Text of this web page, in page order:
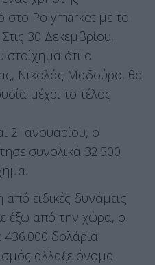
στο Polymarket με το
30 Δεκεμβρίου,
στοίχημα ότι ο
Νικολάς Μαδούρο, θα
μέχρι το τέλος
2 Ιανουαρίου, ο
συνολικά 32.500
ειδικές δυνάμεις
έξω από την χώρα, ο
δολάρια.
άλλαξε όνομα